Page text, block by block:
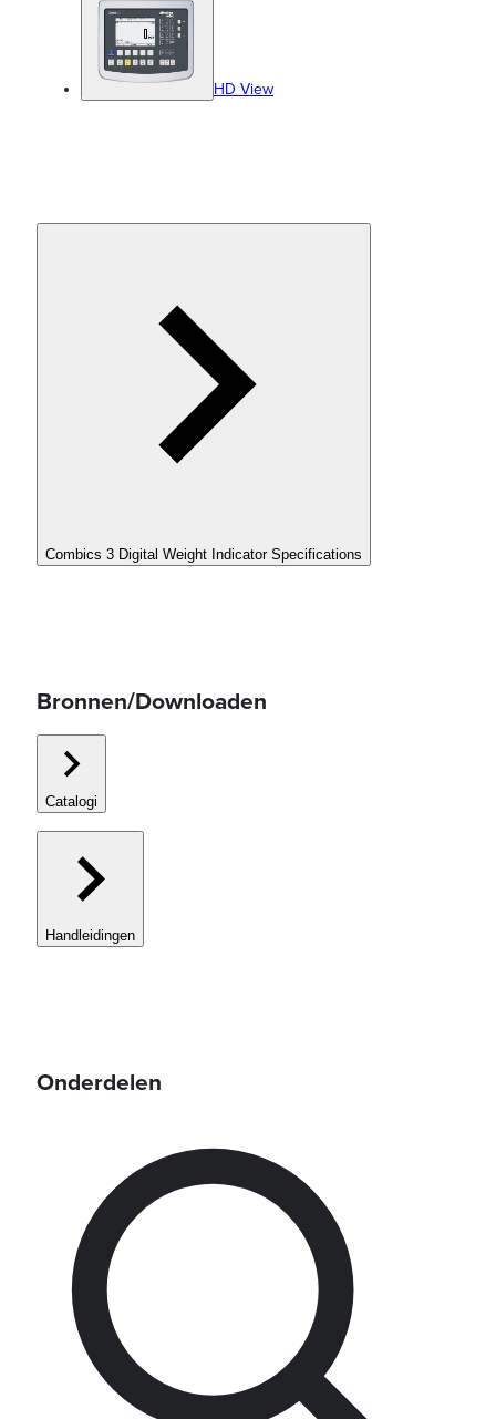
HD View
Combics 3 Digital Weight Indicator Specifications
Bronnen/Downloaden
Catalogi
Handleidingen
Onderdelen